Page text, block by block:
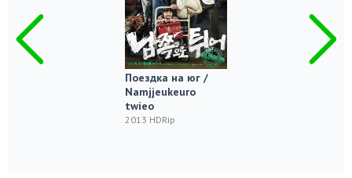
Поездка на юг /
Namjjeukeuro
twieo
2013 HDRip